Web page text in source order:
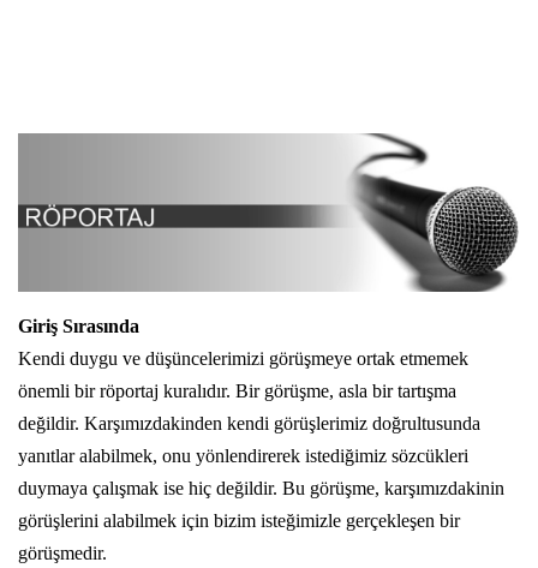
Giriş Sırasında
Kendi duygu ve düşüncelerimizi görüşmeye ortak etmemek
önemli bir röportaj kuralıdır. Bir görüşme, asla bir tartışma
değildir. Karşımızdakinden kendi görüşlerimiz doğrultusunda
yanıtlar alabilmek, onu yönlendirerek istediğimiz sözcükleri
duymaya çalışmak ise hiç değildir. Bu görüşme, karşımızdakinin
görüşlerini alabilmek için bizim isteğimizle gerçekleşen bir
görüşmedir.